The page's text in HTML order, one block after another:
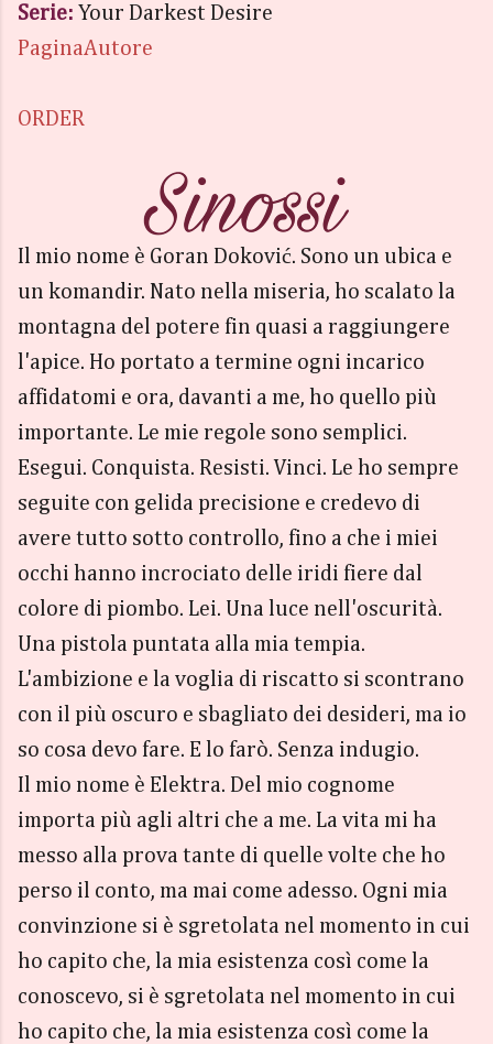
Serie: Your Darkest Desire
PaginaAutore
ORDER
Il mio nome è Goran Doković. Sono un ubica e
un komandir. Nato nella miseria, ho scalato la
montagna del potere fin quasi a raggiungere
l'apice. Ho portato a termine ogni incarico
affidatomi e ora, davanti a me, ho quello più
importante. Le mie regole sono semplici.
Esegui. Conquista. Resisti. Vinci. Le ho sempre
seguite con gelida precisione e credevo di
avere tutto sotto controllo, fino a che i miei
occhi hanno incrociato delle iridi fiere dal
colore di piombo. Lei. Una luce nell'oscurità.
Una pistola puntata alla mia tempia.
L'ambizione e la voglia di riscatto si scontrano
con il più oscuro e sbagliato dei desideri, ma io
so cosa devo fare. E lo farò. Senza indugio.
Il mio nome è Elektra. Del mio cognome
importa più agli altri che a me. La vita mi ha
messo alla prova tante di quelle volte che ho
perso il conto, ma mai come adesso. Ogni mia
convinzione si è sgretolata nel momento in cui
ho capito che, la mia esistenza così come la
conoscevo, si è sgretolata nel momento in cui
ho capito che, la mia esistenza così come la